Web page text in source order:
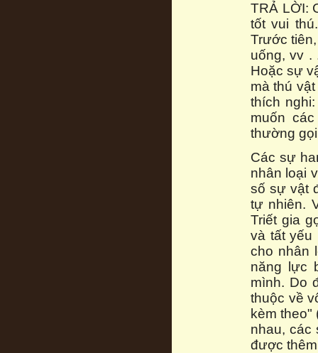
TRẢ LỜI:
tốt vui
Trước
uống, vv .
Hoặc sự
mà thú
thích
muốn
thường
Các sự
nhân loại
số sự vật
tự nhiên.
Triết gia
và tất yếu
cho nhân
năng lực
mình. Do
thuộc về
kèm theo"
nhau, các
được